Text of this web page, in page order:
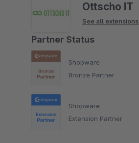
Ottscho IT
See all extensions
Partner Status
Shopware
Bronze Partner
Shopware
Extension Partner